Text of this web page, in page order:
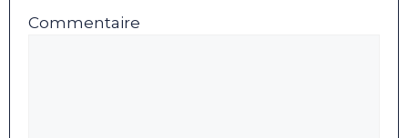
Commentaire